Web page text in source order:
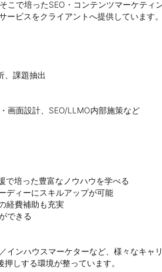
こで培ったSEO・コンテンツマーケテ
ビスをクライアントへ提供しています。
、課題抽出
画面設計、SEO/LLMO内部施策など
で培った豊富なノウハウを学べる
ディーにスキルアップが可能
経費補助も充実
できる
インハウスマーケターなど、様々なキ
しする環境が整っています。